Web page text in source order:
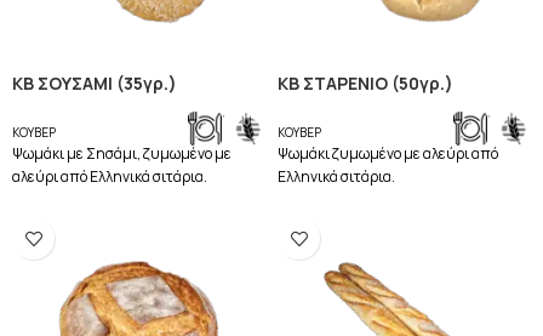
ΚΒ ΣΟΥΣΑΜΙ (35γρ.)
ΚΟΥΒΕΡ
,
Ψωμάκι με Σησάμι, ζυμωμένο με
αλεύρι από Ελληνικά σιτάρια.
ΚΒ ΣΤΑΡΕΝΙΟ (50γρ.)
ΚΟΥΒΕΡ
,
Ψωμάκι ζυμωμένο με αλεύρι από
Ελληνικά σιτάρια.